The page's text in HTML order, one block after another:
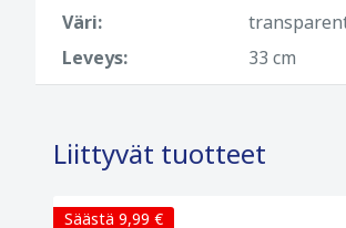
180km/h
Väri:
Leveys:
33 cm
Liittyvät tuotteet
Säästä 9,99 €